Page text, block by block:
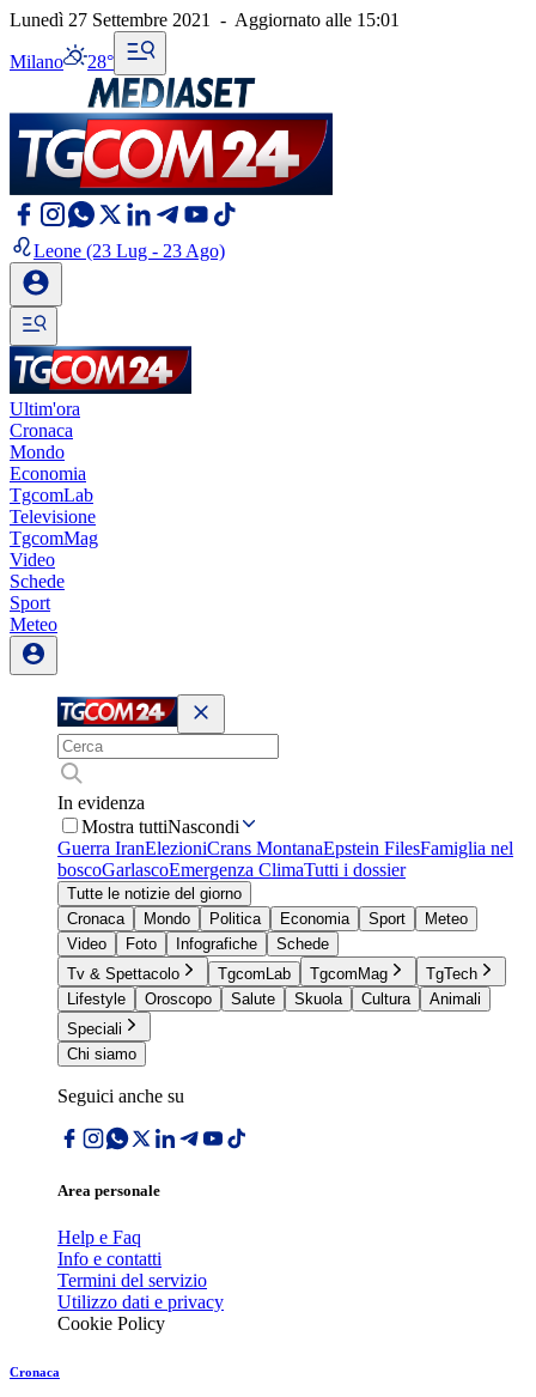
Lunedì 27 Settembre 2021 - Aggiornato alle 15:01
Milano 28°
Leone (23 Lug - 23 Ago)
Ultim'ora
Cronaca
Mondo
Economia
TgcomLab
Televisione
TgcomMag
Video
Schede
Sport
Meteo
In evidenza
Mostra tuttiNascondi
Guerra IranElezioniCrans MontanaEpstein FilesFamiglia nel
boscoGarlascoEmergenza ClimaTutti i dossier
Tutte le notizie del giorno
Cronaca
Mondo Politica Economia Sport
Meteo
Video
Foto Infografiche
Schede
Tv & Spettacolo
TgcomLab TgcomMag
TgTech
Lifestyle
Oroscopo Salute Skuola Cultura
Animali
Speciali
Chi siamo
Seguici anche su
Area personale
Help e Faq
Info e contatti
Termini del servizio
Utilizzo dati e privacy
Cookie Policy
Cronaca